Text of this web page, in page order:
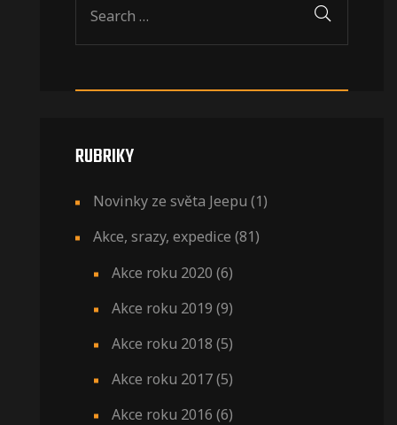
RUBRIKY
Novinky ze světa Jeepu (1)
Akce, srazy, expedice (81)
Akce roku 2020 (6)
Akce roku 2019 (9)
Akce roku 2018 (5)
Akce roku 2017(5)
Akce roku 2016 (6)